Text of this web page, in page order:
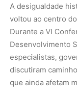
A desigualdade
voltou ao centro
Durante a VI
Desenvolvimento
especialistas,
discutiram
que ainda afetam